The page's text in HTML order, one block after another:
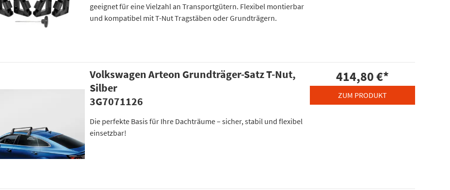
geeignet für eine Vielzahl an Transportgütern. Flexibel montierbar
und kompatibel mit T-Nut Tragstäben oder Grundträgern.
Volkswagen Arteon Grundträger-Satz T-Nut,
Silber
3G7071126
Die perfekte Basis für Ihre Dachträume – sicher, stabil und flexibel
einsetzbar!
414,80 €*
ZUM PRODUKT